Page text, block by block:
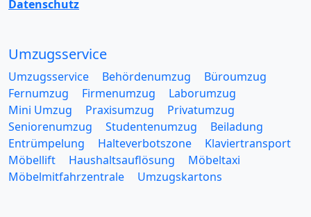
Datenschutz
Umzugsservice
Umzugsservice Behördenumzug
Büroumzug
Fernumzug
Firmenumzug
Laborumzug
Mini Umzug
Praxisumzug
Privatumzug
Seniorenumzug
Studentenumzug
Beiladung
Entrümpelung
Halteverbotszone
Klaviertransport
Möbellift
Haushaltsauflösung
Möbeltaxi
Möbelmitfahrzentrale
Umzugskartons